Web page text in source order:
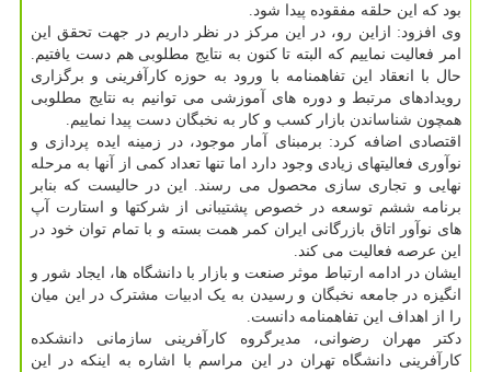
بود که این حلقه مفقوده پیدا شود.
وی افزود: ازاین رو، در این مرکز در نظر داریم در جهت تحقق این
امر فعالیت نماییم که البته تا کنون به نتایج مطلوبی هم دست یافتیم.
حال با انعقاد این تفاهمنامه با ورود به حوزه کارآفرینی و برگزاری
رویدادهای مرتبط و دوره های آموزشی می توانیم به نتایج مطلوبی
همچون شناساندن بازار کسب و کار به نخبگان دست پیدا نماییم.
اقتصادی اضافه کرد: برمبنای آمار موجود، در زمینه ایده پردازی و
نوآوری فعالیتهای زیادی وجود دارد اما تنها تعداد کمی از آنها به مرحله
نهایی و تجاری سازی محصول می رسند. این در حالیست که بنابر
برنامه ششم توسعه در خصوص پشتیبانی از شرکتها و استارت آپ
های نوآور اتاق بازرگانی ایران کمر همت بسته و با تمام توان خود در
این عرصه فعالیت می کند.
ایشان در ادامه ارتباط موثر صنعت و بازار با دانشگاه ها، ایجاد شور و
انگیزه در جامعه نخبگان و رسیدن به یک ادبیات مشترک در این میان
را از اهداف این تفاهمنامه دانست.
دکتر مهران رضوانی، مدیرگروه کارآفرینی سازمانی دانشکده
کارآفرینی دانشگاه تهران در این مراسم با اشاره به اینکه در این